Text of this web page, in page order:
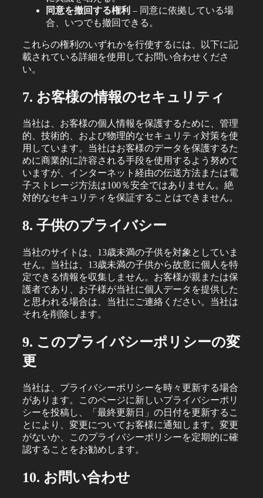
同意を撤回する権利 – 同意に依拠している場
合、いつでも撤回できる。
これらの権利のいずれかを行使するには、以下に記
載されている詳細を使用してお問い合わせくださ
い。
7. お客様の情報のセキュリティ
当社は、お客様の個人情報を保護するために、管理
的、技術的、および物理的なセキュリティ対策を使
用しています。当社はお客様のデータを保護するた
めに商業的に許容される手段を使用するよう努めて
いますが、インターネット経由の伝送方法または電
子ストレージ方法は100％安全ではありません。絶
対的なセキュリティを保証することはできません。
8. 子供のプライバシー
当社のサイトは、13歳未満の子供を対象としていま
せん。当社は、13歳未満の子供から故意に個人を特
定できる情報を収集しません。お客様が親または保
護者であり、お子様が当社に個人データを提供した
と思われる場合は、当社にご連絡ください。当社は
それを削除します。
9. このプライバシーポリシーの変
更
当社は、プライバシーポリシーを時々更新する場合
があります。このページに新しいプライバシーポリ
シーを投稿し、「最終更新日」の日付を更新するこ
とにより、変更についてお客様に通知します。変更
がないか、このプライバシーポリシーを定期的に確
認することをお勧めします。
10. お問い合わせ